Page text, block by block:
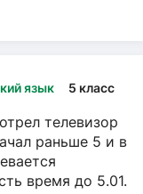
язык 5 класс
телевизор
раньше 5 и в
время до 5.01.